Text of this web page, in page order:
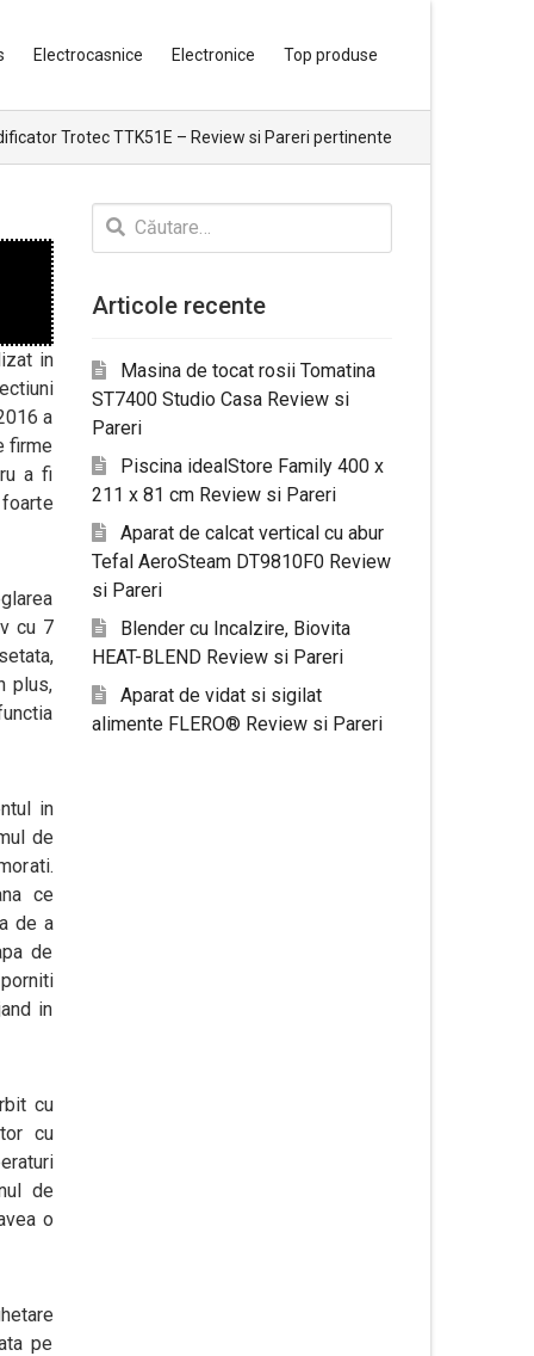
Electrocasnice Electronice Top produse
Trotec TTK51E – Review si Pareri pertinente
in
a
firme
a fi
cu 7
plus,
in
de
ce
de a
de
in
cu
cu
de
o
pe
Caută
după:
Articole recente
Masina de tocat rosii Tomatina
ST7400 Studio Casa Review si
Pareri
Piscina idealStore Family 400 x
211 x 81 cm Review si Pareri
Aparat de calcat vertical cu abur
Tefal AeroSteam DT9810F0 Review
si Pareri
Blender cu Incalzire, Biovita
HEAT-BLEND Review si Pareri
Aparat de vidat si sigilat
alimente FLERO® Review si Pareri